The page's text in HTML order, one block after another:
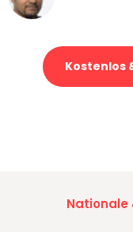
Kostenlos
Nationale